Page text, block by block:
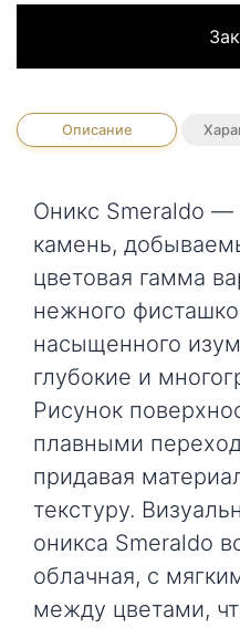
Описание
Оникс Smeraldo —
камень,
цветовая гамма
нежного
насыщенного
глубокие и
Рисунок
плавными
придавая
текстуру.
оникса Smeraldo
облачная, с
между цветами,